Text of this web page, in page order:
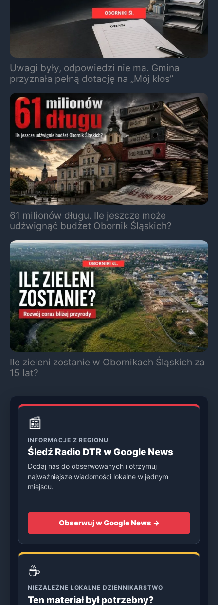
Uwagi były, odpowiedzi nie ma. Gmina
przyznała pełną dotację na „Mój kłos”
61 milionów długu. Ile jeszcze może
udźwignąć budżet Obornik Śląskich?
Ile zieleni zostanie w Obornikach Śląskich za
15 lat?
📰
INFORMACJE Z REGIONU
Śledź Radio DTR w Google News
Dodaj nas do obserwowanych i otrzymuj
najważniejsze wiadomości lokalne w jednym
miejscu.
Obserwuj w Google News →
☕
NIEZALEŻNE LOKALNE DZIENNIKARSTWO
Ten materiał był potrzebny?